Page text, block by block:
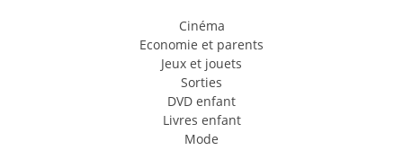
Cinéma
Economie et parents
Jeux et jouets
Sorties
DVD enfant
Livres enfant
Mode